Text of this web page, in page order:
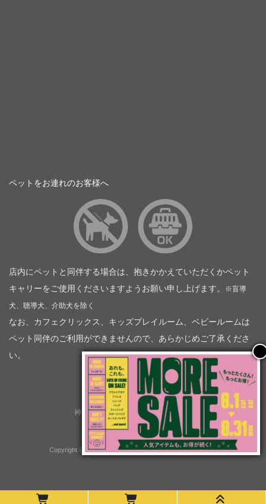
ペットをお連れのお客様へ
店内にペットと同伴する場合は、抱きかかえていただくかペット
キャリーをご使用くださいますようお願い申し上げます。
※盲導
犬、聴導犬、介助犬を除く
なお、カフェクリックス、キッズプレイルーム、ベビールームは
ペット同伴のご利用ができませんので、あらかじめご了承くださ
い。
神奈川トヨタ自動車（企業情報）
トヨタモビリティ神奈川
株式会社会社ＫＴグループ
Copyright © GOOD OPEN AIRS myX All Rights Reserved.